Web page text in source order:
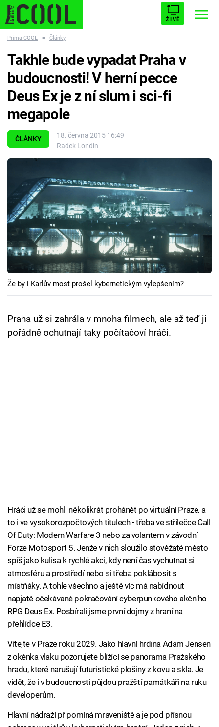
ŽIVĚ
ESCAPE PLNEJ KOTEL AVENGERS 5
Témata
Filmy
Seriály
Hry
Cool Esport
Pořady
TV Program
Přihlášení
Prima COOL ■ Články
ČLÁNKY
18. června 2015 16:49
Radek Londin
Takhle bude vypadat Praha v
budoucnosti! V herní pecce
Deus Ex je z ní slum i sci-fi
megapole
Že by i Karlův most prošel kybernetickým vylepšením?
Praha už si zahrála v mnoha filmech, ale až teď ji
pořádně ochutnají taky počítačoví hráči.
Hráči už se mohli několikrát prohánět po virtuální Praze, a
to i ve vysokorozpočtových titulech - třeba ve střílečce Call
Of Duty: Modern Warfare 3 nebo za volantem v závodní
Forze Motosport 5. Jenže v nich sloužilo stověžaté město
spíš jako kulisa k rychlé akci, kdy není čas vychutnat si
atmosféru a prostředí nebo si třeba poklábosit s
místňáky. A tohle všechno a ještě víc má nabídnout
napjatě očekávané pokračování cyberpunkového akčního
RPG Deus Ex. Posbírali jsme první dojmy z hraní na
přehlídce E3.
Vítejte v Praze roku 2029. Jako hlavní hrdina Adam Jensen
z okénka vlaku pozorujete blížící se panorama Pražského
hradu, které narušují futuristické plošiny z kovu a skla. Je
vidět, že i v budoucnosti půjdou pražští památkáři na ruku
developerům.
Hlavní nádraží připomíná mraveniště a je pod přísnou